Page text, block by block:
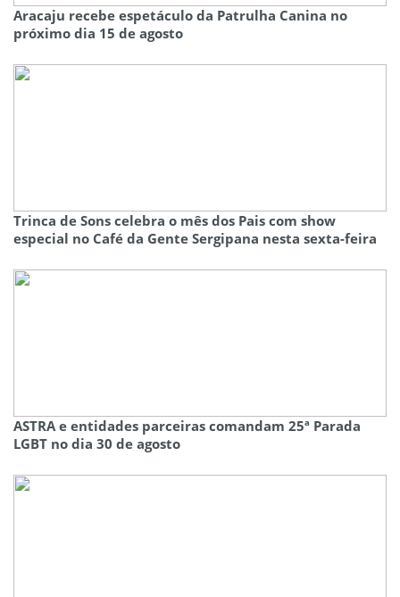
Aracaju recebe espetáculo da Patrulha Canina no
próximo dia 15 de agosto
Trinca de Sons celebra o mês dos Pais com show
especial no Café da Gente Sergipana nesta sexta-feira
ASTRA e entidades parceiras comandam 25ª Parada
LGBT no dia 30 de agosto